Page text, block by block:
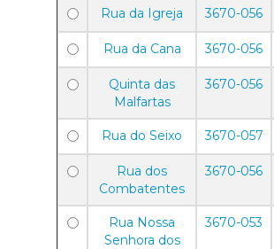
Rua da Igreja 3670-056
Rua da Cana 3670-056
Quinta das
Malfartas
3670-056
Rua do Seixo 3670-057
Rua dos
Combatentes
3670-056
Rua Nossa
Senhora dos
3670-053